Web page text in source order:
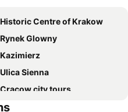
Historic Centre of Krakow
Rynek Glowny
Kazimierz
Ulica Sienna
Cracow city tours
Bieżanów-Prokocim